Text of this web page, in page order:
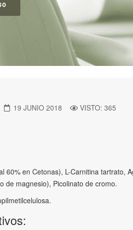
19 JUNIO 2018 VISTO: 365
60% en Cetonas), L-Carnitina tartrato,
de magnesio), Picolinato de cromo.